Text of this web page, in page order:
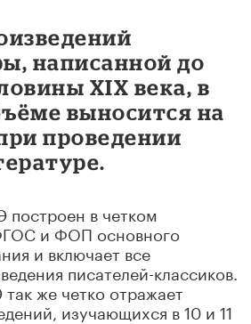
написанной до
XIX века, в
выносится на
проведении
в четком
и ФОП основного
и включает все
писателей-классиков.
же четко отражает
изучающихся в 10 и 11